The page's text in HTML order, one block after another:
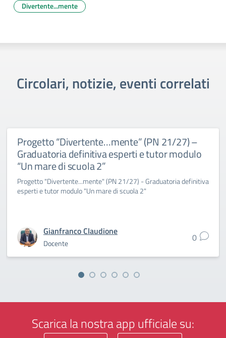
Divertente...mente
Circolari, notizie, eventi correlati
Progetto “Divertente…mente” (PN 21/27) –
Graduatoria definitiva esperti e tutor modulo
“Un mare di scuola 2”
Progetto "Divertente...mente" (PN 21/27) - Graduatoria definitiva
esperti e tutor modulo "Un mare di scuola 2"
Gianfranco Claudione
Docente 0
Scarica la nostra app ufficiale su: